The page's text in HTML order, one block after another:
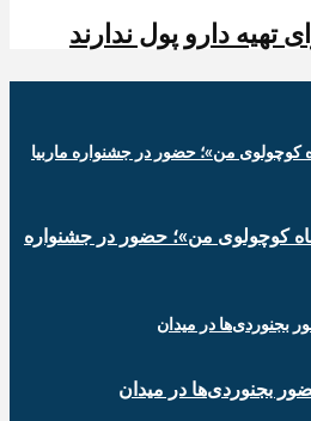
تهیه دارو پول ندارند
کوچولوی من»؛ حضور در جشنواره
بجنوردی‌ها در میدان